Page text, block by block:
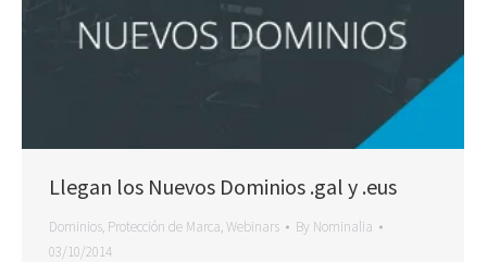
Llegan los Nuevos Dominios .gal y .eus
Dominios, Protección de Marca,Webinars By Nominalia
03/10/2014